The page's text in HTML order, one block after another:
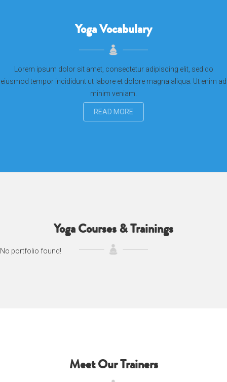
Yoga Vocabulary
Lorem ipsum dolor sit amet, consectetur adipiscing elit, sed do
eiusmod tempor incididunt ut labore et dolore magna aliqua. Ut enim ad
minim veniam.
READ MORE
Yoga Courses & Trainings
No portfolio found!
Meet Our Trainers